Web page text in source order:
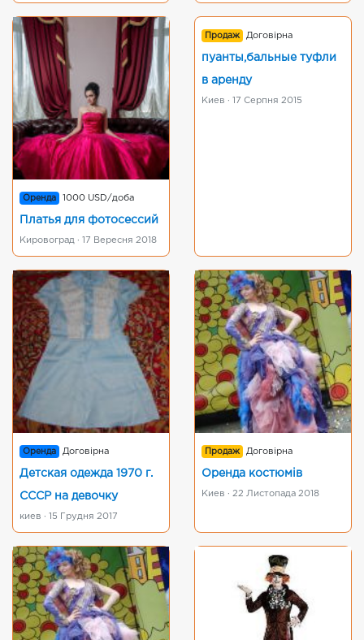
Оренда 1000 USD/доба
Платья для фотосессий
Кировоград · 17 Вересня 2018
Продаж Договірна
пуанты,бальные туфли
в аренду
Киев · 17 Серпня 2015
Оренда Договірна
Детская одежда 1970 г.
СССР на девочку
киев · 15 Грудня 2017
Продаж Договірна
Оренда костюмів
Киев · 22 Листопада 2018